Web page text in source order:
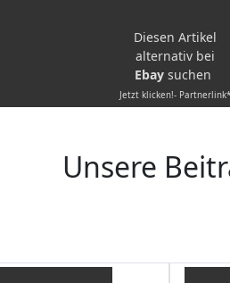
Diesen Artikel
alternativ bei
Ebay suchen
Jetzt klicken!- Partnerlink*
Unsere